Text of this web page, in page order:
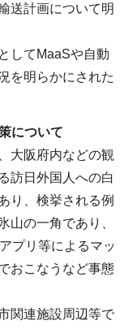
送計画について明
してMaaSや自動
を明らかにされた
について
大阪府内などの観
訪日外国人への白
り、検挙される例
山の一角であり、
プリ等によるマッ
おこなうなど事態
関連施設周辺等で